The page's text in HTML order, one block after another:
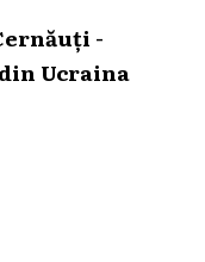
-
Ucraina